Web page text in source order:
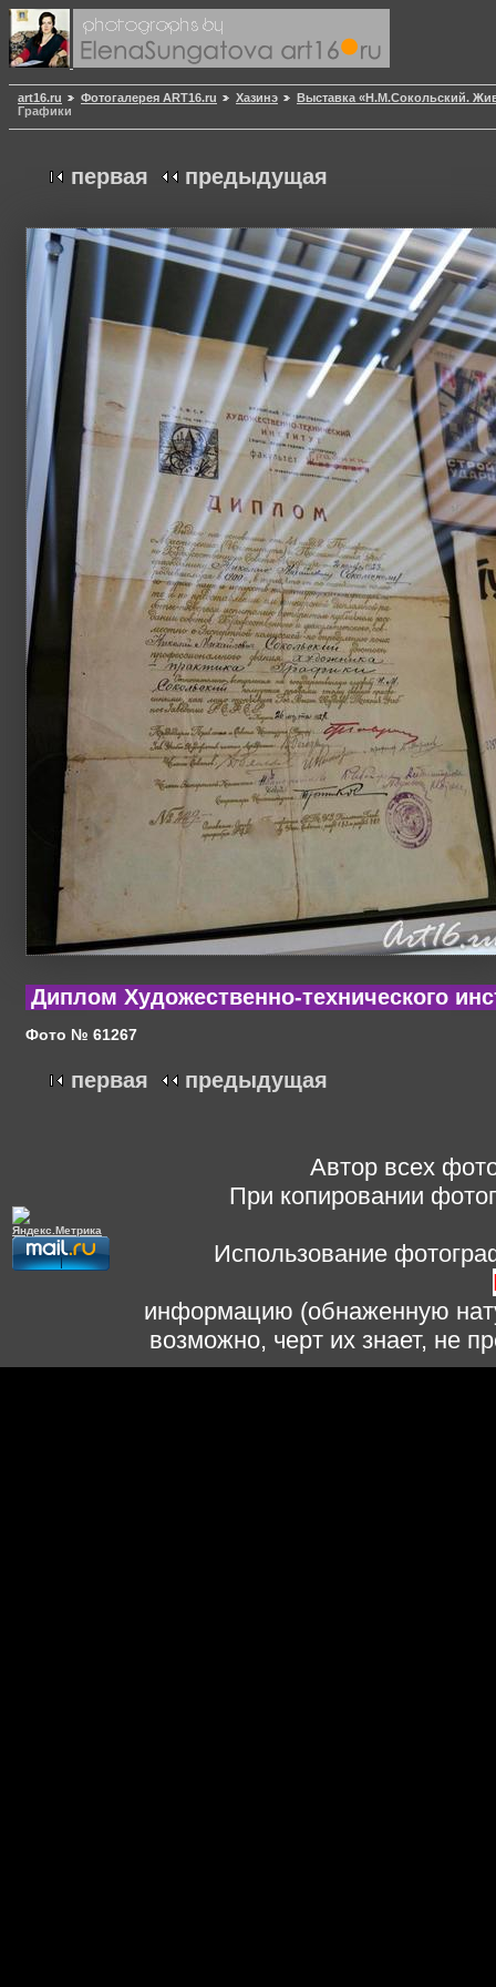
art16.ru Фотогалерея ART16.ru Хазинэ
Выставка «Н.М.Сокольский.
Графики
первая предыдущая
Диплом Художественно-технического
Фото № 61267
первая предыдущая
Автор всех
При копировании
Использование
информацию (обнаженную
возможно, черт их знает, не